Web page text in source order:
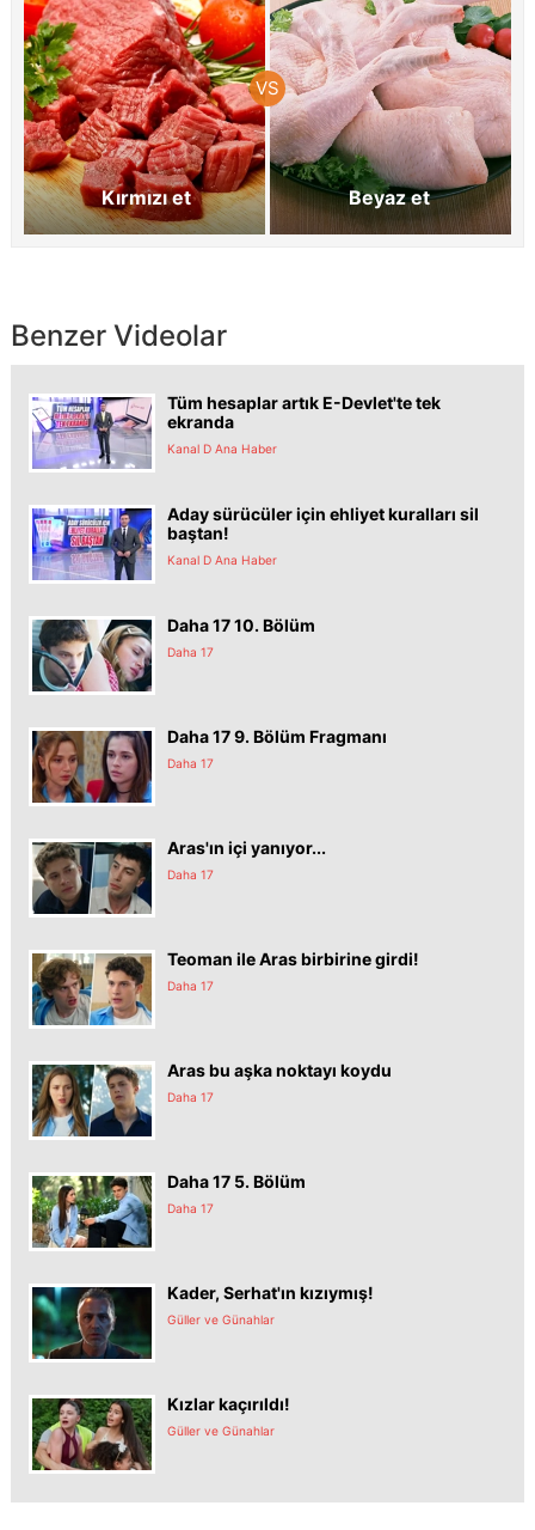
Kırmızı et Beyaz et
Benzer Videolar
Tüm hesaplar artık E-Devlet'te tek
ekranda
Kanal D Ana Haber
Aday sürücüler için ehliyet kuralları sil
baştan!
Kanal D Ana Haber
Daha 17 10. Bölüm
Daha 17
Daha 17 9. Bölüm Fragmanı
Daha 17
Aras'ın içi yanıyor...
Daha 17
Teoman ile Aras birbirine girdi!
Daha 17
Aras bu aşka noktayı koydu
Daha 17
Daha 17 5. Bölüm
Daha 17
Kader, Serhat'ın kızıymış!
Güller ve Günahlar
Kızlar kaçırıldı!
Güller ve Günahlar